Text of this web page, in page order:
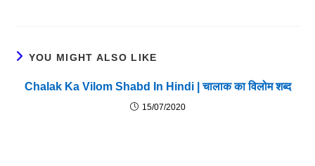
YOU MIGHT ALSO LIKE
Chalak Ka Vilom Shabd In Hindi | चालाक का विलोम शब्द
15/07/2020